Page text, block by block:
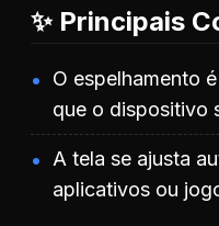
✨ Principais
O espelhamento
que o dispositivo
A tela se ajusta
aplicativos ou